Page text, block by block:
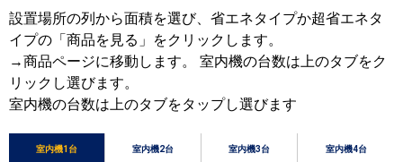
設置場所の列から面積を選び、省エネタイプか超省エネタ
イプの「商品を見る」をクリックします。
→商品ページに移動します。 室内機の台数は上のタブをク
リックし選びます。
室内機の台数は上のタブをタップし選びます
室内機1台 室内機2台 室内機3台 室内機4台